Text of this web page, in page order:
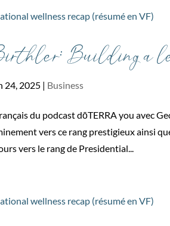
Building a
24, 2025 | Business
du podcast dōTERRA you avec
vers ce rang prestigieux ainsi
vers le rang de Presidential...